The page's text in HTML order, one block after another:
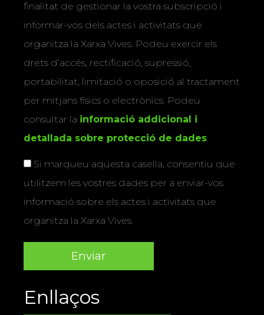
finalitat de gestionar la vostra subscripció i
informar-vos dels actes i activitats que
organitza la Xarxa Vives. Podeu exercir els
drets d’accés, rectificació, supressió,
portabilitat, limitació o oposició al tractament
per mitjans físics o electrònics. Podeu
consultar la informació addicional i
detallada sobre protecció de dades.
Si marqueu aquesta casella, consentiu que
utilitzem les vostres dades per a enviar-vos
informació sobre els actes i activitats que
organitza la Xarxa Vives.
Enllaços